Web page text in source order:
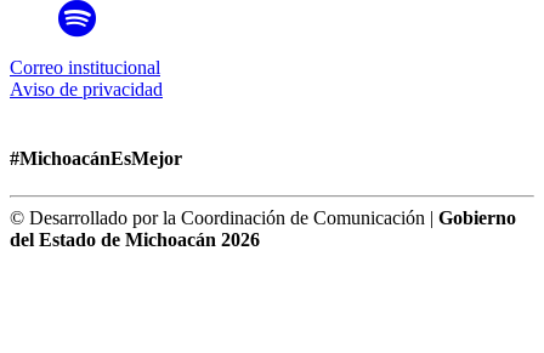
Correo institucional
Aviso de privacidad
#MichoacánEsMejor
© Desarrollado por la Coordinación de Comunicación | Gobierno
del Estado de Michoacán 2026